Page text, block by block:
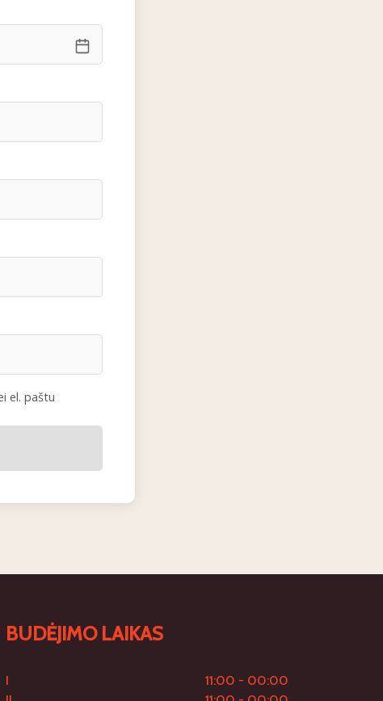
el. paštu
BUDĖJIMO LAIKAS
I
11:00 - 00:00